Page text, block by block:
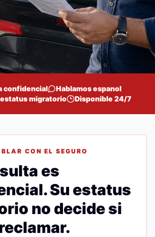
confidencial
Hablamos espanol
migratorio
Disponible 24/7
CON EL SEGURO
es
Su estatus
no decide si